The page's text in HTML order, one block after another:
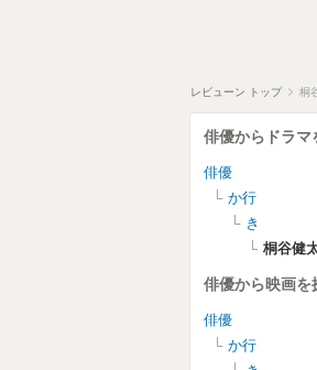
レビューン トップ 桐
俳優からドラマ
俳優
か行
き
桐谷健
俳優から映画を
俳優
か行